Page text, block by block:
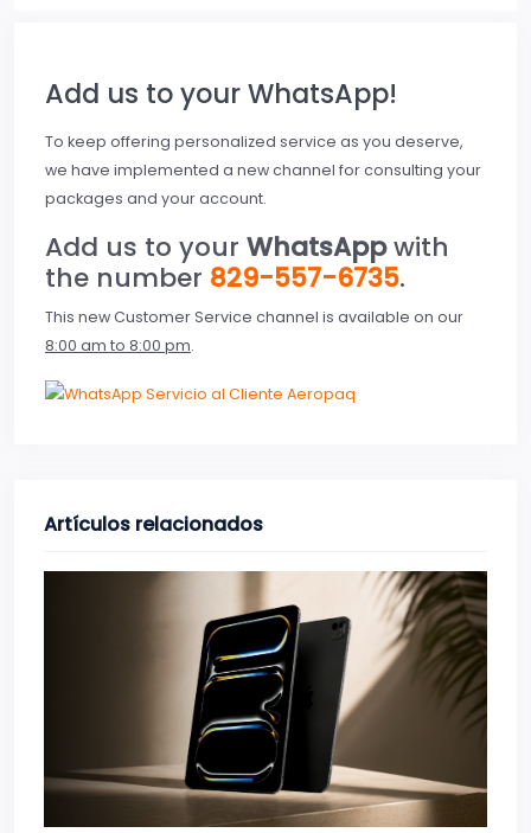
Add us to your WhatsApp!
To keep offering personalized service as you deserve,
we have implemented a new channel for consulting your
packages and your account.
Add us to your WhatsAppwith
the number 829-557-6735.
This new Customer Service channel is available on our
8:00 am to 8:00 pm.
Artículos relacionados